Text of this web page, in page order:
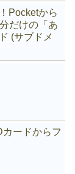
Pocketから
だけの「あ
(サブドメ
ードからフ